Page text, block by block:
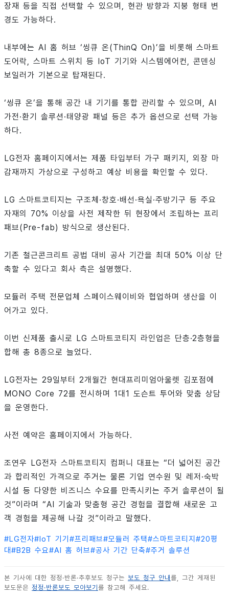
장재 등을 직접 선택할 수 있으며, 현관 방향과 지붕 형태 변
경도 가능하다.
내부에는 AI 홈 허브 ‘씽큐 온(ThinQ On)’을 비롯해 스마트
도어락, 스마트 스위치 등 IoT 기기와 시스템에어컨, 콘덴싱
보일러가 기본으로 탑재된다.
‘씽큐 온’을 통해 공간 내 기기를 통합 관리할 수 있으며, AI
가전·환기 솔루션·태양광 패널 등은 추가 옵션으로 선택 가능
하다.
LG전자 홈페이지에서는 제품 타입부터 가구 패키지, 외장 마
감재까지 가상으로 구성하고 예상 비용을 확인할 수 있다.
LG 스마트코티지는 구조체·창호·배선·욕실·주방기구 등 주요
자재의 70% 이상을 사전 제작한 뒤 현장에서 조립하는 프리
패브(Pre-fab) 방식으로 생산된다.
기존 철근콘크리트 공법 대비 공사 기간을 최대 50% 이상 단
축할 수 있다고 회사 측은 설명했다.
모듈러 주택 전문업체 스페이스웨이비와 협업하며 생산을 이
어가고 있다.
이번 신제품 출시로 LG 스마트코티지 라인업은 단층·2층형을
합해 총 8종으로 늘었다.
LG전자는 29일부터 2개월간 현대프리미엄아울렛 김포점에
MONO Core 72를 전시하며 1대1 도슨트 투어와 맞춤 상담
을 운영한다.
사전 예약은 홈페이지에서 가능하다.
조연우 LG전자 스마트코티지 컴퍼니 대표는 “더 넓어진 공간
과 합리적인 가격으로 주거는 물론 기업 연수원 및 레저·숙박
시설 등 다양한 비즈니스 수요를 만족시키는 주거 솔루션이 될
것”이라며 “AI 기술과 맞춤형 공간 경험을 결합해 새로운 고
객 경험을 제공해 나갈 것”이라고 말했다.
#LG전자#IoT 기기 #프리패브#모듈러 주택#스마트코티지 #20평
대#B2B 수요#AI 홈 허브#공사 기간 단축#주거 솔루션
본 기사에 대한 정정·반론·추후보도 청구는 보도 청구 안내 를, 그간 게재된
보도문은 정정·반론보도 모아보기 를 참고해 주세요.